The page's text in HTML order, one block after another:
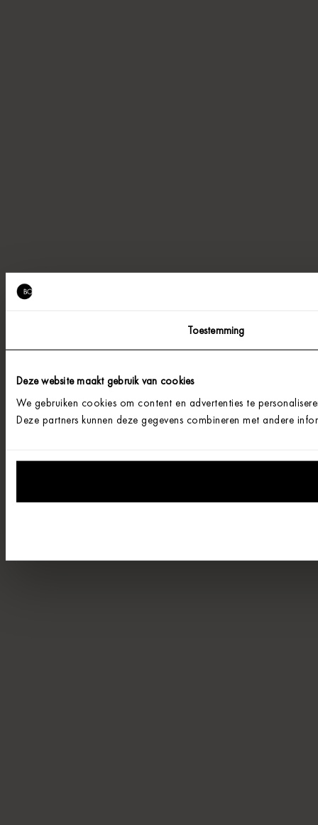
Toestemming
Deze website maakt gebruik van cookies
We gebruiken cookies om content en advertenties te
Deze partners kunnen deze gegevens combineren met andere